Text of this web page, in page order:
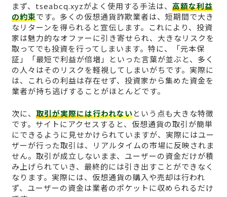
まず、tseabcq.xyzがよく使用する手法は、 高額な利益
の約束です。多くの仮想通貨詐欺業者は、短期間で大き
なリターンを得られると宣伝します。これにより、投資
家は魅力的なオファーに引き寄せられ、大きなリスクを
取ってでも投資を行ってしまいます。特に、「元本保
証」「最短で利益が倍増」といった言葉が並ぶと、多く
の人々はそのリスクを軽視してしまいがちです。実際に
は、これらの利益は存在せず、投資家から集めた資金を
業者が持ち逃げすることがほとんどです。
次に、 取引が実際には行われないという点も大きな特徴
です。サイトにアクセスすると、仮想通貨の取引が簡単
にできるように見せかけられていますが、実際にはユー
ザーが行った取引は、リアルタイムの市場に反映されま
せん。取引が成立しないまま、ユーザーの資金だけが積
み上げられていき、最終的には引き出すことができなく
なります。実際には、仮想通貨の購入や売却は行われ
ず、ユーザーの資金は業者のポケットに収められるだけ